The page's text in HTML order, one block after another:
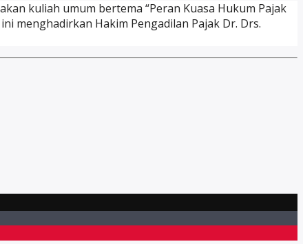
kuliah umum bertema “Peran Kuasa Hukum Pajak
menghadirkan Hakim Pengadilan Pajak Dr. Drs.